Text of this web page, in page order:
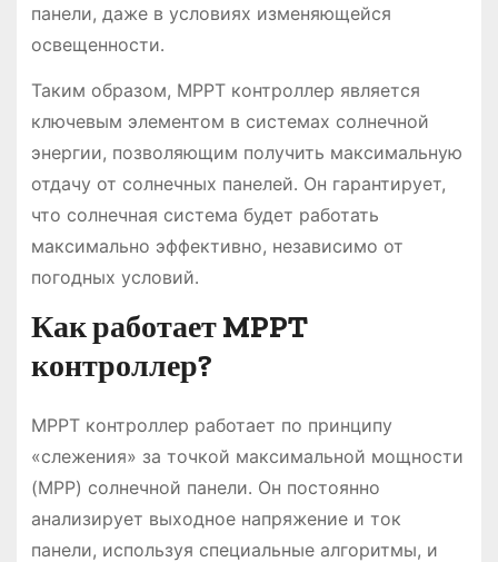
панели, даже в условиях изменяющейся
освещенности․
Таким образом, MPPT контроллер является
ключевым элементом в системах солнечной
энергии, позволяющим получить максимальную
отдачу от солнечных панелей․ Он гарантирует,
что солнечная система будет работать
максимально эффективно, независимо от
погодных условий․
Как работает MPPT
контроллер?
MPPT контроллер работает по принципу
«слежения» за точкой максимальной мощности
(MPP) солнечной панели․ Он постоянно
анализирует выходное напряжение и ток
панели, используя специальные алгоритмы, и